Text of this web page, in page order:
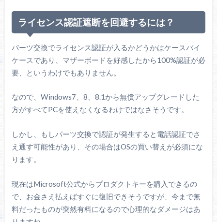
ライセンス認証遮断を回避するには？
パーツ交換でライセンス認証が入るかどうかはケースバイ
ケースであり、マザーボードを好感したから100%認証が必
要、というわけでもありません。
なので、Windows7、8、8.1から無償アップグレードした
方がすべてPCを使えなくなるわけではなさそうです。
しかし、もしパーツ交換で認証が発生すると電話認証でさ
え通す可能性があり、その場合はOSの買い替えが必須にな
ります。
現在はMicrosoft公式からプロダクトキーを購入できるの
で、お金さえ払えばすぐに復旧できそうですが、今まで無
料だったものが突然有料になるので心理的なダメージはあ